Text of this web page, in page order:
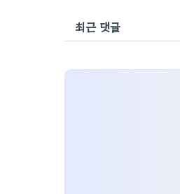
최근 댓글